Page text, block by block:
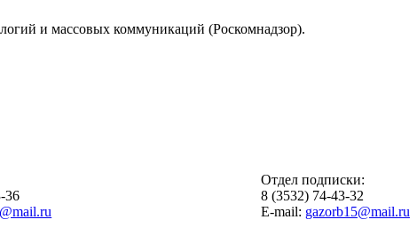
и массовых коммуникаций (Роскомнадзор).
36
Отдел подписки:
8 (3532) 74-43-32
E-mail: gazorb15@mail.ru